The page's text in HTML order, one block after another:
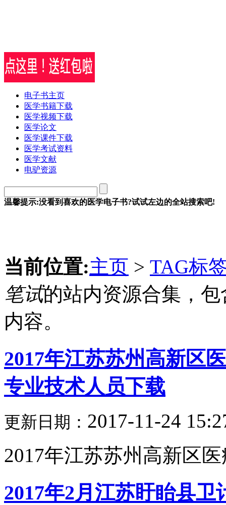
电子书主页
医学书籍下载
医学视频下载
医学论文
医学课件下载
医学考试资料
医学文献
电驴资源
温馨提示:没看到喜欢的医学电子书?试试左边的全站搜索吧!
当前位置:主页 > TAG标
笔试的站内资源合集，
内容。
2017年江苏苏州高新区
专业技术人员下载
更新日期： 2017-11-24
2017年江苏苏州高新区
2017年2月江苏盱眙县